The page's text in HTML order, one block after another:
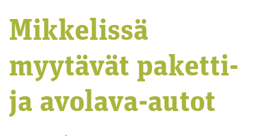
Mikkelissä
myytävät paketti-
ja avolava-autot